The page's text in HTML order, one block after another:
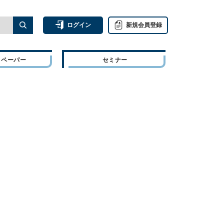
ログイン 新規会員登録
ーパー セミナー